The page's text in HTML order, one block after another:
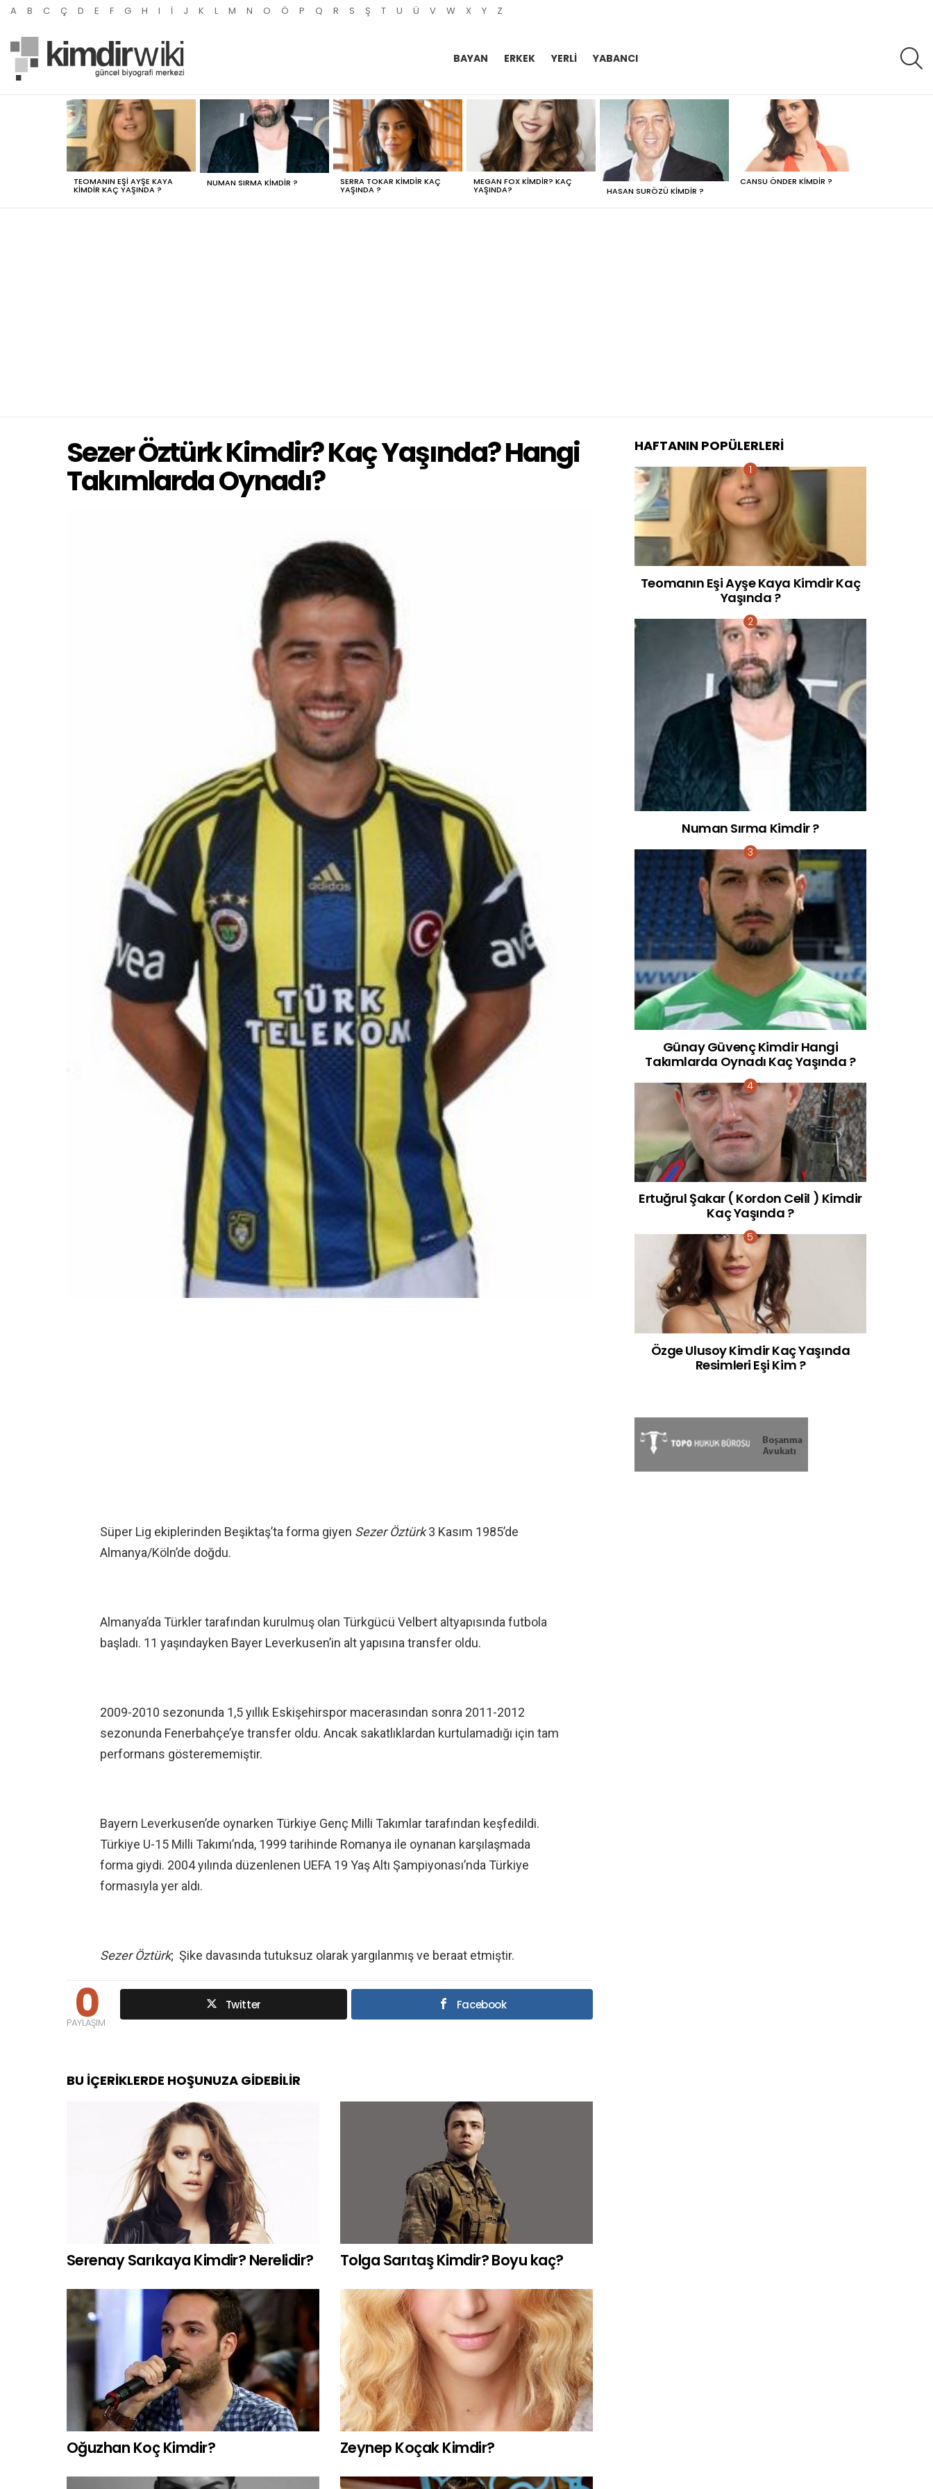
A B C Ç D E F G H I İ J K L M N O Ö P Q R S Ş T U Ü V W X Y Z
BAYAN ERKEK YERLI YABANCI
MOST
VIEWED
STORIES
TEOMANIN EŞI AYŞE KAYA
KIMDIR KAÇ YAŞINDA ?
NUMAN SIRMA KIMDIR ? SERRA TOKAR KIMDIR KAÇ
YAŞINDA ?
MEGAN FOX KIMDIR? KAÇ
YAŞINDA? HASAN SURÖZÜ KIMDIR ?
CANSU ÖNDER KIMDIR ?
Sezer Öztürk Kimdir? Kaç Yaşında? Hangi
Takımlarda Oynadı?
Süper Lig ekiplerinden Beşiktaş’ta forma giyen Sezer Öztürk3 Kasım 1985’de
Almanya/Köln’de doğdu.
Almanya’da Türkler tarafından kurulmuş olan Türkgücü Velbert altyapısında futbola
başladı. 11 yaşındayken Bayer Leverkusen’in alt yapısına transfer oldu.
2009-2010 sezonunda 1,5 yıllık Eskişehirspor macerasından sonra 2011-2012
sezonunda Fenerbahçe’ye transfer oldu. Ancak sakatlıklardan kurtulamadığı için tam
performans gösterememiştir.
Bayern Leverkusen’de oynarken Türkiye Genç Milli Takımlar tarafından keşfedildi.
Türkiye U-15 Milli Takımı’nda, 1999 tarihinde Romanya ile oynanan karşılaşmada
forma giydi. 2004 yılında düzenlenen UEFA 19 Yaş Altı Şampiyonası’nda Türkiye
formasıyla yer aldı.
Sezer Öztürk; Şike davasında tutuksuz olarak yargılanmış ve beraat etmiştir.
0
PAYLAŞIM
Twitter Facebook
BU İÇERIKLERDE HOŞUNUZA GIDEBILIR
Serenay Sarıkaya Kimdir? Nerelidir? Tolga Sarıtaş Kimdir? Boyu kaç?
Oğuzhan Koç Kimdir? Zeynep Koçak Kimdir?
HAFTANIN POPÜLERLERI
Teomanın Eşi Ayşe Kaya Kimdir Kaç
Yaşında ?
Numan Sırma Kimdir ?
Günay Güvenç Kimdir Hangi
Takımlarda Oynadı Kaç Yaşında ?
Ertuğrul Şakar ( Kordon Celil ) Kimdir
Kaç Yaşında ?
Özge Ulusoy Kimdir Kaç Yaşında
Resimleri Eşi Kim ?